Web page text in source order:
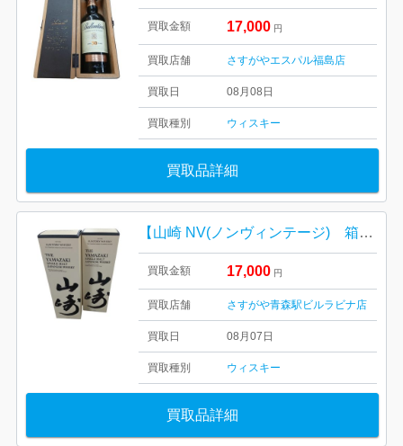
買取金額 17,000 円
買取店舗 さすがやエスパル福島店
買取日 08月08日
買取種別 ウィスキー
買取品詳細
【山崎 NV(ノンヴィンテージ) 箱有り完備/お酒・ジャパニーズウイスキー・40度・700ml・ホログラム付き】
買取金額 17,000 円
買取店舗 さすがや青森駅ビルラビナ店
買取日 08月07日
買取種別 ウィスキー
買取品詳細